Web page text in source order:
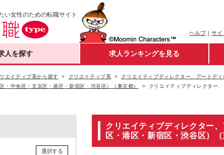
い女性のための転職サイト
ヘルプ｜ サイ
人を探す 求人ランキングを見る
エイティブ系から探す クリエイティブ系 クリエイティブディレクター、アートディ
・中央区・文京区・港区・新宿区・渋谷区）（東京都）
クリエイティブディレクター
選択する
クリエイティブディレクター
区・港区・新宿区・渋谷区）